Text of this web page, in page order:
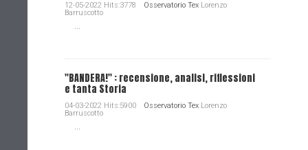
12-05-2022 Hits:3778 Osservatorio Tex Lorenzo
Barruscotto
...
"BANDERA!" : recensione, analisi, riflessioni
e tanta Storia
04-03-2022 Hits:5900 Osservatorio Tex Lorenzo
Barruscotto
...